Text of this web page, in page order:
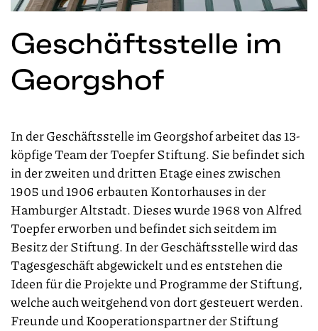
Geschäftsstelle im
Georgshof
In der Geschäftsstelle im Georgshof arbeitet das 13-
köpfige Team der Toepfer Stiftung. Sie befindet sich
in der zweiten und dritten Etage eines zwischen
1905 und 1906 erbauten Kontorhauses in der
Hamburger Altstadt. Dieses wurde 1968 von Alfred
Toepfer erworben und befindet sich seitdem im
Besitz der Stiftung. In der Geschäftsstelle wird das
Tagesgeschäft abgewickelt und es entstehen die
Ideen für die Projekte und Programme der Stiftung,
welche auch weitgehend von dort gesteuert werden.
Freunde und Kooperationspartner der Stiftung